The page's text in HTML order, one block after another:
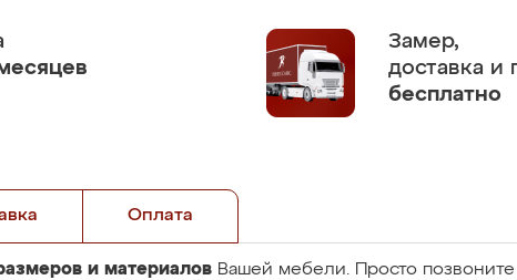
Замер,
доставка и
бесплатно
Оплата
и материалов Вашей мебели. Просто